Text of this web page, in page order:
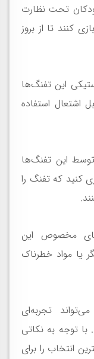
تحت نظارت
کنند تا از بروز
این تفنگ‌ها
اشتعال استفاده
این تفنگ‌ها
کنید که تفنگ را
مخصوص این
یا مواد خطرناک
تجربه‌ای
توجه به نکاتی
انتخاب را برای